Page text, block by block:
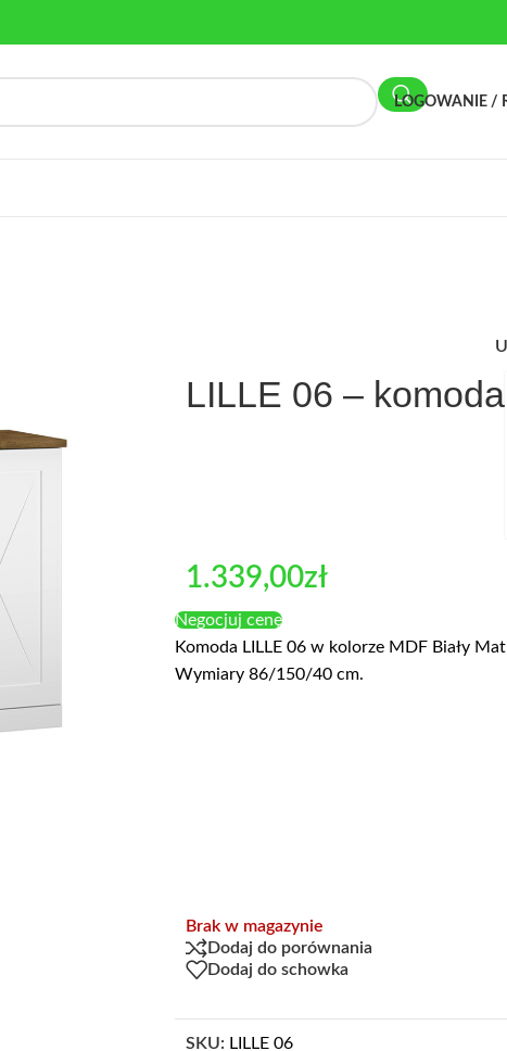
LOGOWANIE /
LILLE 06 – komoda
1.339,00zł
Negocjuj cenę
Komoda LILLE 06 w kolorze MDF Biały
Wymiary 86/150/40 cm.
Brak w magazynie
Dodaj do porównania
Dodaj do schowka
SKU: LILLE 06